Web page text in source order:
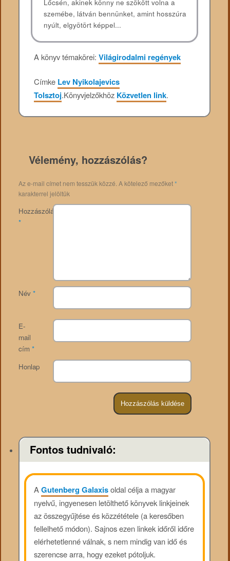
Lőcsén, akinek könny ne szökött volna a
szemébe, látván bennünket, amint hosszúra
nyúlt, elgyötört képpel...
A könyv témakörei:Világirodalmi regények
Címke Lev Nyikolajevics
Tolsztoj.Könyvjelzőkhöz Közvetlen link.
Vélemény, hozzászólás?
Az e-mail címet nem tesszük közzé. A kötelező mezőket*
karakterrel jelöltük
Hozzászólás
*
Név *
E-
mail
cím *
Honlap
Fontos tudnivaló:
AGutenberg Galaxisoldal célja a magyar
nyelvű, ingyenesen letölthető könyvek linkjeinek
az összegyűjtése és közzététele (a keresőben
fellelhető módon). Sajnos ezen linkek időről időre
elérhetetlenné válnak, s nem mindig van idő és
szerencse arra, hogy ezeket pótoljuk.